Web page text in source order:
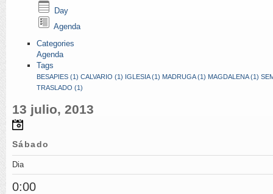
Day
Agenda
Categories
Agenda
Tags
BESAPIES (1) CALVARIO (1) IGLESIA (1) MADRUGA (1) MAGDALENA (1)
TRASLADO (1)
13 julio, 2013
Sábado
Dia
0:00